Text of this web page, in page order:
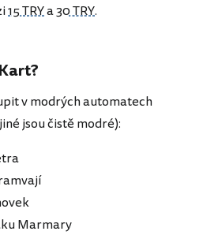
15 TRYa30 TRY.
v modrých automatech
jsou čistě modré):
Marmary